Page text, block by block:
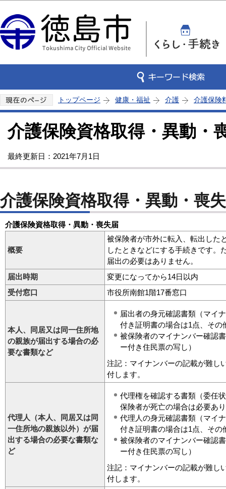
トップページ 健康・福祉 介護 介護保険
介護保険資格取得・異動・
最終更新日：2021年7月1日
介護保険資格取得・異動・喪
介護保険資格取得・異動・喪失届
概要
被保険者が市外に転入、転出した
したときなどにする手続きです。
届出の必要はありません。
届出時期
変更になってから14日以内
受付窓口
市役所南館1階17番窓口
本人、同居又は同一住所地
の親族が届出する場合の必
要な書類など
届出者の身元確認書類（マイ
付き証明書の場合は1点、その
被保険者のマイナンバー確認
ー付き住民票の写し）
注記：マイナンバーの記載が難し
付します。
代理人（本人、同居又は同
一住所地の親族以外）が届
出する場合の必要な書類な
ど
代理権を確認する書類（委任
保険者が死亡の場合は必要あ
代理人の身元確認書類（マイ
付き証明書の場合は1点、その
被保険者のマイナンバー確認
ー付き住民票の写し）
注記：マイナンバーの記載が難し
付します。